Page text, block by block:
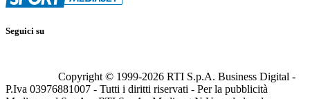
Seguici su
Copyright © 1999-2026 RTI S.p.A. Business Digital -
P.Iva 03976881007 - Tutti i diritti riservati - Per la pubblicità